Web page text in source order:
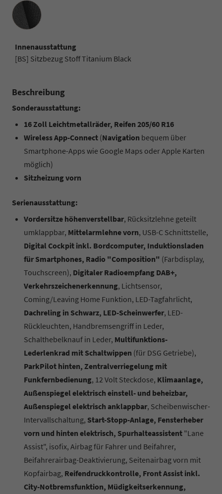
Innenausstattung
Innenausstattung
[BS] Sitzbezug Stoff Titanium Black
Beschreibung
Sonderausstattung:
16 Zoll Leichtmetallräder, Reifen 205/60 R16
Wireless App-Connect (Navigation bequem über
Smartphone-Apps wie Google Maps oder Apple Karten
möglich)
Sitzheizung vorn
Serienausstattung:
Vordersitze höhenverstellbar, Rücksitzlehne geteilt
umklappbar, Mittelarmlehne vorn, USB-C Schnittstelle,
Digital Cockpit inkl. Bordcomputer, Induktionsladen
für Smartphones, Radio "Composition" (Farbdisplay,
Touchscreen), Digitaler Radioempfang DAB+,
Verkehrszeichenerkennung, Lichtsensor,
Coming/Leaving Home Funktion, LED-Tagfahrlicht,
Dachreling in Schwarz, LED-Scheinwerfer, LED-
Rückleuchten, Handbremsengriff in Leder,
Schalthebelknauf in Leder, Multifunktions-
Lederlenkrad mit Schaltwippen (für DSG Getriebe),
ParkPilot hinten, Zentralverriegelung mit
Funkfernbedienung, 12 Volt Steckdose, Klimaanlage,
Außenspiegel elektrisch einstell- und beheizbar,
Außenspiegel elektrisch anklappbar, Scheibenwischer-
Intervallschaltung, Start-Stopp-Anlage, Fensterheber
vorn und hinten elektrisch, Spurhalteassistent "Lane
Assist", isofix, Airbag für Fahrer und Beifahrer,
Beifahrerairbag-Deaktivierung, Seitenairbag vorn mit
Kopfairbag, Reifendruckkontrolle, Front Assist inkl.
City-Notbremsfunktion, Müdigkeitserkennung,